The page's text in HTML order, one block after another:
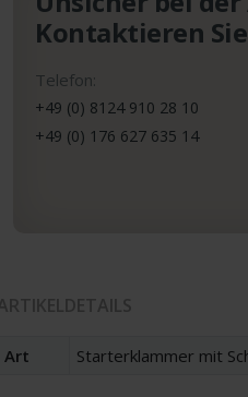
Art Starterklammer mit
Kontaktieren
Telefon:
+49 (0) 8124 910 28 10
+49 (0) 176 627 635 14